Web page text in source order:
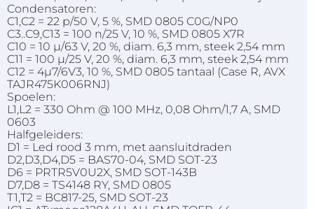
Condensatoren:
C1,C2 = 22 p/50 V, 5 %, SMD 0805 C0G/NP0
C3..C9,C13 = 100 n/25 V, 10 %, SMD 0805 X7R
C10 = 10 µ/63 V, 20 %, diam. 6,3 mm, steek 2,54 mm
C11 = 100 µ/25 V, 20 %, diam. 6,3 mm, steek 2,54 mm
C12 = 4µ7/6V3, 10 %, SMD 0805 tantaal (Case R, AVX
TAJR475K006RNJ)
Spoelen:
L1,L2 = 330 Ohm @ 100 MHz, 0,08 Ohm/1,7 A, SMD
0603
Halfgeleiders:
D1 = Led rood 3 mm, met aansluitdraden
D2,D3,D4,D5 = BAS70-04, SMD SOT-23
D6 = PRTR5V0U2X, SMD SOT-143B
D7,D8 = TS4148 RY, SMD 0805
T1,T2 = BC817-25, SMD SOT-23